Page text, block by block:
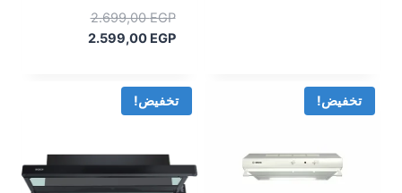
2.699,00EGP
السعر
الأصلي2.599,00 EGP
السعر
تخفيض! تخفيض!